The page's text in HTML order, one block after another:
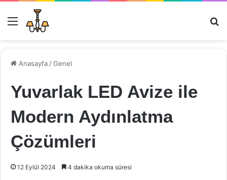
Menü
Anasayfa /Genel
Yuvarlak LED Avize ile
Modern Aydınlatma
Çözümleri
12 Eylül 2024 4 dakika okuma süresi